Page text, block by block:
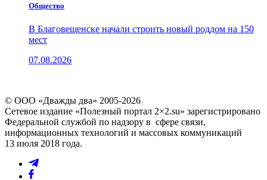
Общество
В Благовещенске начали строить новый роддом на 150
мест
07.08.2026
© ООО «Дважды два» 2005-2026
Сетевое издание «Полезный портал 2×2.su» зарегистрировано
Федеральной службой по надзору в сфере связи,
информационных технологий и массовых коммуникаций
13 июля 2018 года.